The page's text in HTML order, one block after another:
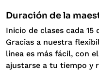
Duración de la
Inicio de clases cada 15
Gracias a nuestra
línea es más fácil, con
ajustarse a tu tiempo y